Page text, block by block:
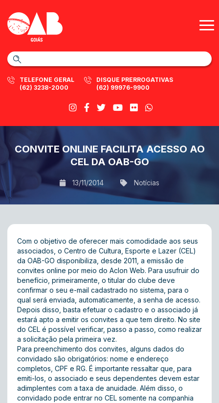
TELEFONE GERAL
(62) 3238-2000
DISQUE PRERROGATIVAS
(62) 99976-9900
CONVITE ONLINE FACILITA ACESSO AO
CEL DA OAB-GO
13/11/2014 Notícias
Com o objetivo de oferecer mais comodidade aos seus
associados, o Centro de Cultura, Esporte e Lazer (CEL)
da OAB-GO disponibiliza, desde 2011, a emissão de
convites online por meio do Aclon Web. Para usufruir do
benefício, primeiramente, o titular do clube deve
confirmar o seu e-mail cadastrado no sistema, para o
qual será enviada, automaticamente, a senha de acesso.
Depois disso, basta efetuar o cadastro e o associado já
estará apto a emitir os convites a que tem direito. No site
do CEL é possível verificar, passo a passo , como realizar
a solicitação pela primeira vez.
Para preenchimento dos convites, alguns dados do
convidado são obrigatórios: nome e endereço
completos, CPF e RG. É importante ressaltar que, para
emiti-los, o associado e seus dependentes devem estar
adimplentes com a taxa de anuidade. Além disso, o
convidado pode entrar no CEL somente na companhia